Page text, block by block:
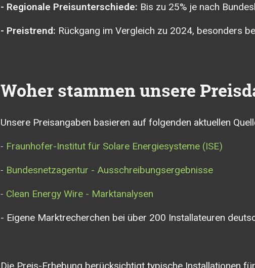
- Regionale Preisunterschiede: Bis zu 25% je nach
- Preistrend: Rückgang im Vergleich zu 2024, besonders
Woher stammen unsere
Unsere Preisangaben basieren auf folgenden aktuellen
- Fraunhofer-Institut für Solare Energiesysteme (ISE)
- Bundesnetzagentur - Ausschreibungsergebnisse
- Clean Energy Wire - Marktanalysen
- Eigene Marktrecherchen bei über 200 Installateuren
Die Preis-Erhebung berücksichtigt typische Installationen